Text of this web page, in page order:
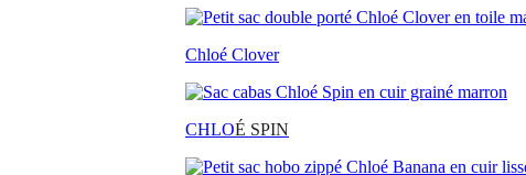
Chloé Clover
CHLOÉ SPIN